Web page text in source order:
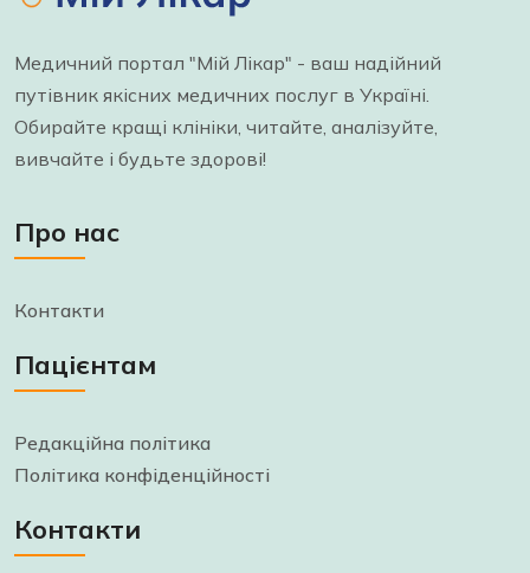
Медичний портал "Мій Лікар" - ваш надійний
путівник якісних медичних послуг в Україні.
Обирайте кращі клініки, читайте, аналізуйте,
вивчайте і будьте здорові!
Про нас
Контакти
Пацієнтам
Редакційна політика
Політика конфіденційності
Контакти